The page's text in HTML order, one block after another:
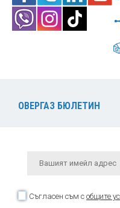
ОВЕРГАЗ БЮЛЕТИН
Съгласен съм с общите